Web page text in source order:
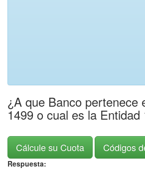
¿A que Banco pertenece
1499 o cual es la Entidad
Cálcule su Cuota Códigos
Respuesta: